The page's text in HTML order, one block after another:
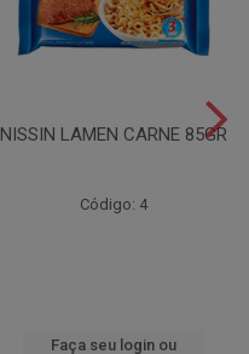
NISSIN LAMEN CARNE 85GR
Código: 4
Faça seu login ou